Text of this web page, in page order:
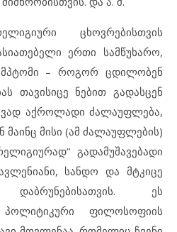
ცხოვრებისთვის
ერთი სამწუხარო,
– როგორ ცდილობენ
თავისიცე ნებით გადასცენ
აქროლადი ძალაუფლება,
მისი (ამ ძალაუფლების)
გადამუშავებადი
სანდო და მტკიცე
ეს
პოლიტიკური ფილოსოფიის